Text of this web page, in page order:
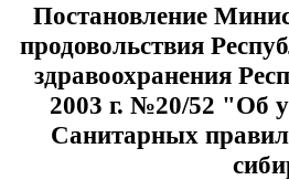
Постановление
продовольствия
здравоохранения
2003 г. №20/52 "Об
Санитарных